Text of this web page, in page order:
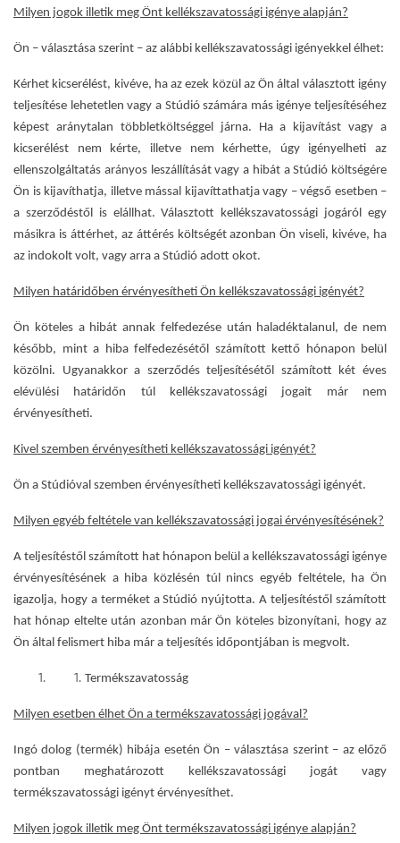
Milyen jogok illetik meg Önt kellékszavatossági igénye alapján?
Ön – választása szerint – az alábbi kellékszavatossági igényekkel élhet:
Kérhet kicserélést, kivéve, ha az ezek közül az Ön által választott igény
teljesítése lehetetlen vagy a Stúdió számára más igénye teljesítéséhez
képest aránytalan többletköltséggel járna. Ha a kijavítást vagy a
kicserélést nem kérte, illetve nem kérhette, úgy igényelheti az
ellenszolgáltatás arányos leszállítását vagy a hibát a Stúdió költségére
Ön is kijavíthatja, illetve mással kijavíttathatja vagy – végső esetben –
a szerződéstől is elállhat. Választott kellékszavatossági jogáról egy
másikra is áttérhet, az áttérés költségét azonban Ön viseli, kivéve, ha
az indokolt volt, vagy arra a Stúdió adott okot.
Milyen határidőben érvényesítheti Ön kellékszavatossági igényét?
Ön köteles a hibát annak felfedezése után haladéktalanul, de nem
később, mint a hiba felfedezésétől számított kettő hónapon belül
közölni. Ugyanakkor a szerződés teljesítésétől számított két éves
elévülési határidőn túl kellékszavatossági jogait már nem
érvényesítheti.
Kivel szemben érvényesítheti kellékszavatossági igényét?
Ön a Stúdióval szemben érvényesítheti kellékszavatossági igényét.
Milyen egyéb feltétele van kellékszavatossági jogai érvényesítésének?
A teljesítéstől számított hat hónapon belül a kellékszavatossági igénye
érvényesítésének a hiba közlésén túl nincs egyéb feltétele, ha Ön
igazolja, hogy a terméket a Stúdió nyújtotta. A teljesítéstől számított
hat hónap eltelte után azonban már Ön köteles bizonyítani, hogy az
Ön által felismert hiba már a teljesítés időpontjában is megvolt.
Termékszavatosság
Milyen esetben élhet Ön a termékszavatossági jogával?
Ingó dolog (termék) hibája esetén Ön – választása szerint – az előző
pontban meghatározott kellékszavatossági jogát vagy
termékszavatossági igényt érvényesíthet.
Milyen jogok illetik meg Önt termékszavatossági igénye alapján?